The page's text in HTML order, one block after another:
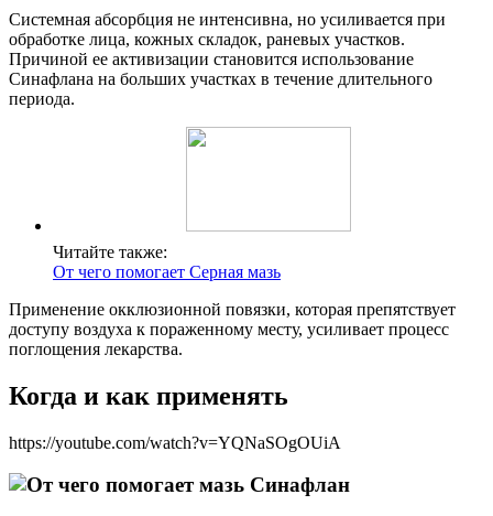
Системная абсорбция не интенсивна, но усиливается при
обработке лица, кожных складок, раневых участков.
Причиной ее активизации становится использование
Синафлана на больших участках в течение длительного
периода.
Читайте также:
От чего помогает Серная мазь
Применение окклюзионной повязки, которая препятствует
доступу воздуха к пораженному месту, усиливает процесс
поглощения лекарства.
Когда и как применять
https://youtube.com/watch?v=YQNaSOgOUiA